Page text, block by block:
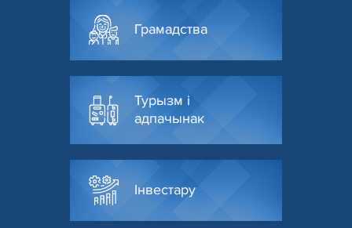
Грамадства
Турызм і
адпачынак
Інвестару